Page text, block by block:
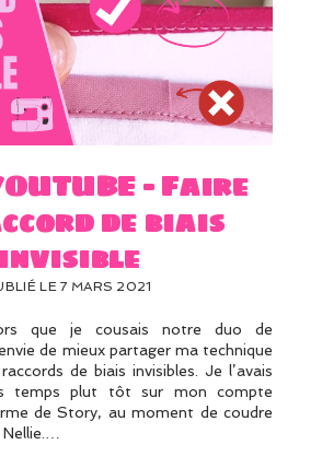
– Faire
de biais
invisible
LE 7 MARS 2021
que je cousais notre duo de
de mieux partager ma technique
de biais invisibles. Je l’avais
temps plut tôt sur mon compte
de Story, au moment de coudre